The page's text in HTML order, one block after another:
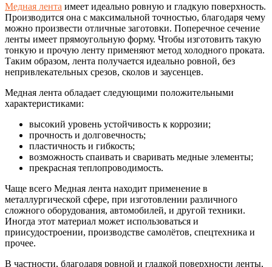
Медная лента имеет идеально ровную и гладкую поверхность.
Производится она с максимальной точностью, благодаря чему
можно произвести отличные заготовки. Поперечное сечение
ленты имеет прямоугольную форму. Чтобы изготовить такую
тонкую и прочую ленту применяют метод холодного проката.
Таким образом, лента получается идеально ровной, без
непривлекательных срезов, сколов и заусенцев.
Медная лента обладает следующими положительными
характеристиками:
высокий уровень устойчивость к коррозии;
прочность и долговечность;
пластичность и гибкость;
возможность спаивать и сваривать медные элементы;
прекрасная теплопроводимость.
Чаще всего Медная лента находит применение в
металлургической сфере, при изготовлении различного
сложного оборудования, автомобилей, и другой техники.
Иногда этот материал может использоваться и
приисудостроении, производстве самолётов, спецтехника и
прочее.
В частности, благодаря ровной и гладкой поверхности ленты,